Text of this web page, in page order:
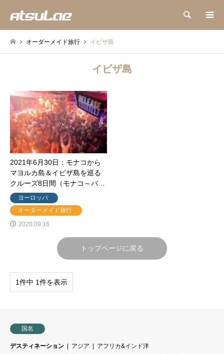
検索
オーダーメイド旅行 イビザ島
イビザ島
2021年6月30日：モナコから
マヨルカ島＆イビザ島を巡る
クルーズ8日間（モナコ～バ…
ヨーロッパ
オーダーメイド旅行
2020.09.16
トップページに戻る
1件中 1件を表示
国名
デスティネーション アジア
アフリカ&インド洋